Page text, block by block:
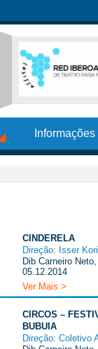
CINDERELA
Direção: Isser
Dib Carneiro
05.12.2014
Ver Mais >
CIRCOS –
BUBUIA
Direção: Coletivo